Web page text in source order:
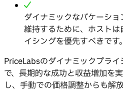
ダイナミックなバケーシ
維持するために、ホスト
イシングを優先すべきです。
PriceLabsのダイナミックプラ
で、長期的な成功と収益増加を
し、手動での価格調整からも解放